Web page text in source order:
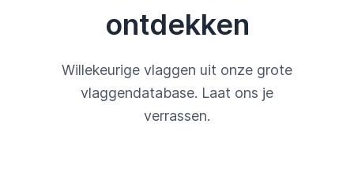
ontdekken
Willekeurige vlaggen uit onze grote
vlaggendatabase. Laat ons je
verrassen.